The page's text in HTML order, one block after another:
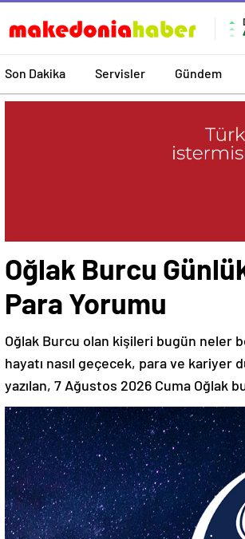
Son Dakika Servisler Gündem
Oğlak Burcu
Para Yorumu
Oğlak Burcu olan kişileri bugün neler
hayatı nasıl geçecek, para ve kariyer
yazılan, 7 Ağustos 2026 Cuma Oğlak